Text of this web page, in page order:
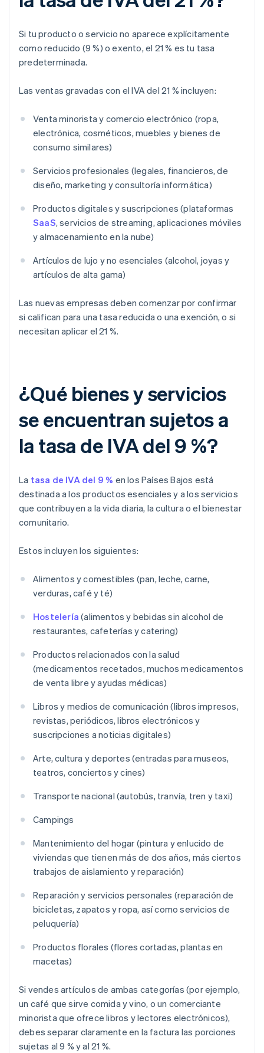
Si tu producto o servicio no aparece explícitamente
como reducido (9 %) o exento, el 21 % es tu tasa
predeterminada.
Las ventas gravadas con el IVA del 21 % incluyen:
Venta minorista y comercio electrónico (ropa,
electrónica, cosméticos, muebles y bienes de
consumo similares)
Servicios profesionales (legales, financieros, de
diseño, marketing y consultoría informática)
Productos digitales y suscripciones (plataformas
SaaS, servicios de streaming, aplicaciones móviles
y almacenamiento en la nube)
Artículos de lujo y no esenciales (alcohol, joyas y
artículos de alta gama)
Las nuevas empresas deben comenzar por confirmar
si califican para una tasa reducida o una exención, o si
necesitan aplicar el 21 %.
¿Qué bienes y servicios
se encuentran sujetos a
la tasa de IVA del 9 %?
La tasa de IVA del 9 % en los Países Bajos está
destinada a los productos esenciales y a los servicios
que contribuyen a la vida diaria, la cultura o el bienestar
comunitario.
Estos incluyen los siguientes:
Alimentos y comestibles (pan, leche, carne,
verduras, café y té)
Hostelería (alimentos y bebidas sin alcohol de
restaurantes, cafeterías y catering)
Productos relacionados con la salud
(medicamentos recetados, muchos medicamentos
de venta libre y ayudas médicas)
Libros y medios de comunicación (libros impresos,
revistas, periódicos, libros electrónicos y
suscripciones a noticias digitales)
Arte, cultura y deportes (entradas para museos,
teatros, conciertos y cines)
Transporte nacional (autobús, tranvía, tren y taxi)
Campings
Mantenimiento del hogar (pintura y enlucido de
viviendas que tienen más de dos años, más ciertos
trabajos de aislamiento y reparación)
Reparación y servicios personales (reparación de
bicicletas, zapatos y ropa, así como servicios de
peluquería)
Productos florales (flores cortadas, plantas en
macetas)
Si vendes artículos de ambas categorías (por ejemplo,
un café que sirve comida y vino, o un comerciante
minorista que ofrece libros y lectores electrónicos),
debes separar claramente en la factura las porciones
sujetas al 9 % y al 21 %.